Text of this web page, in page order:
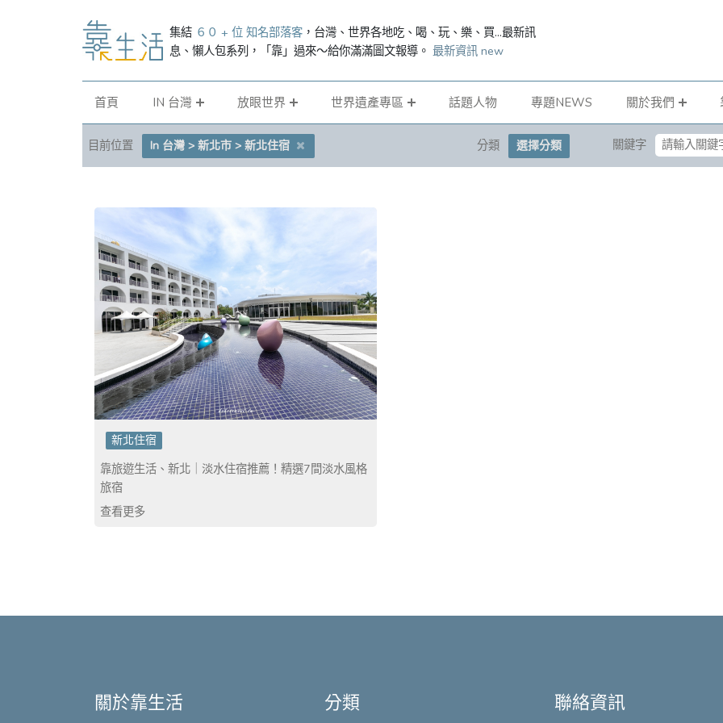
集結 ６０ + 位 知名部落客 ，台灣、世界各地吃、喝、玩、樂、買...最新訊
息、懶人包系列，「靠」過來～給你滿滿圖文報導。 最新資訊 new
首頁 IN 台灣 放眼世界 世界遺產專區 話題人物 專題NEWS 關於我們
目前位置 In 台灣 > 新北市 > 新北住宿 分類 選擇分類 關鍵字
新北住宿
靠旅遊生活、新北｜淡水住宿推薦！精選7間淡水風格
旅宿
查看更多
關於靠生活 分類 聯絡資訊